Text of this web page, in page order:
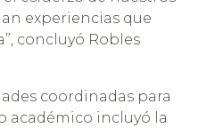
experiencias que
concluyó Robles
coordinadas para
académico incluyó la